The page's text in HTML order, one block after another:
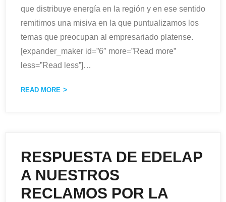
que distribuye energía en la región y en ese sentido
remitimos una misiva en la que puntualizamos los
temas que preocupan al empresariado platense.
[expander_maker id=”6″ more=”Read more”
less=”Read less”] …
READ MORE
RESPUESTA DE EDELAP
A NUESTROS
RECLAMOS POR LA